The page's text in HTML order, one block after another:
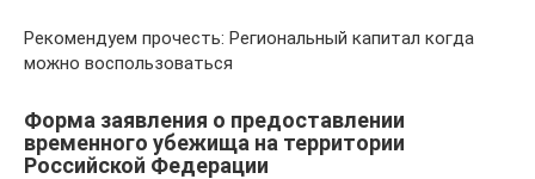
Рекомендуем прочесть: Региональный капитал когда
можно воспользоваться
Форма заявления о предоставлении
временного убежища на территории
Российской Федерации